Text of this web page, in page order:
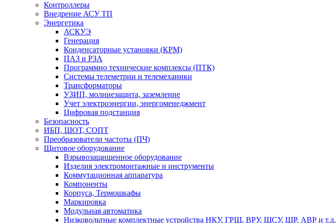
Контроллеры
Внедрение АСУ ТП
Энергетика
АСКУЭ
Генерация
Конденсаторные установки (КРМ)
ПАЗ и РЗА
Программно технические комплексы (ПТК)
Системы телеметрии и телемеханики
Трансформаторы
УЗИП, молниезащита, заземление
Учет электроэнергии, энергоменеджмент
Цифровая подстанция
Безопасность
ИБП, ШОТ, СОПТ
Преобразователи частоты (ПЧ)
Щитовое оборудование
Взрывозащищенное оборудование
Изделия электромонтажные и инструменты
Коммутационная аппаратура
Компоненты
Корпуса, Термошкафы
Маркировка
Модульная автоматика
Низковольтные комплектные устройства НКУ, ГРЩ, ВРУ, ЩСУ, ШР, АВР и т.д.